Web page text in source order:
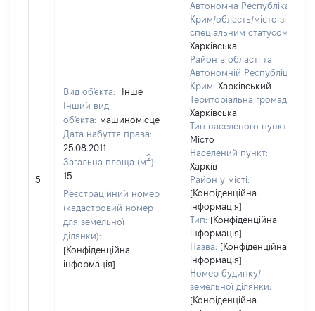
5
Вид об'єкта:
Інше
Інший вид
об'єкта: машиномісце
Дата набуття права:
25.08.2011
Загальна площа (м2):
15
Реєстраційний номер
(кадастровий номер
для земельної
ділянки):
[Конфіденційна
інформація]
Автономна Республіка
Крим/область/місто зі
спеціальним статусом:
Харківська
Район в області та
Автономній Республіці
Крим: Харківський
Територіальна громада:
Харківська
Тип населеного пункту:
Місто
Населений пункт:
Харків
Район у місті:
[Конфіденційна
інформація]
Тип: [Конфіденційна
інформація]
Назва: [Конфіденційна
інформація]
Номер будинку/
земельної ділянки:
[Конфіденційна